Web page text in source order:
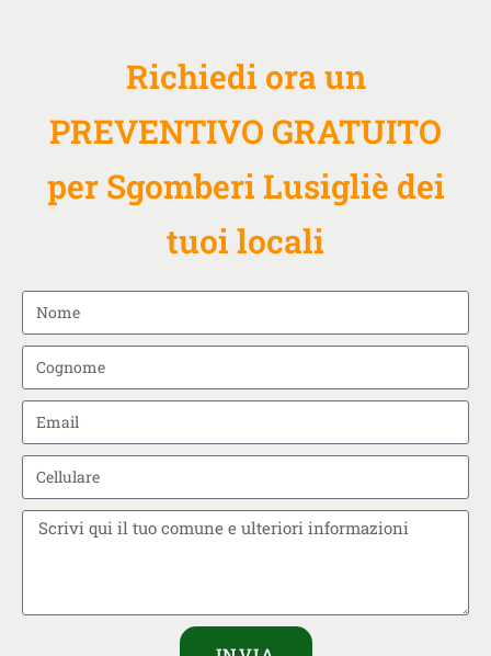
Richiedi ora un
PREVENTIVO GRATUITO
per Sgomberi Lusigliè dei
tuoi locali